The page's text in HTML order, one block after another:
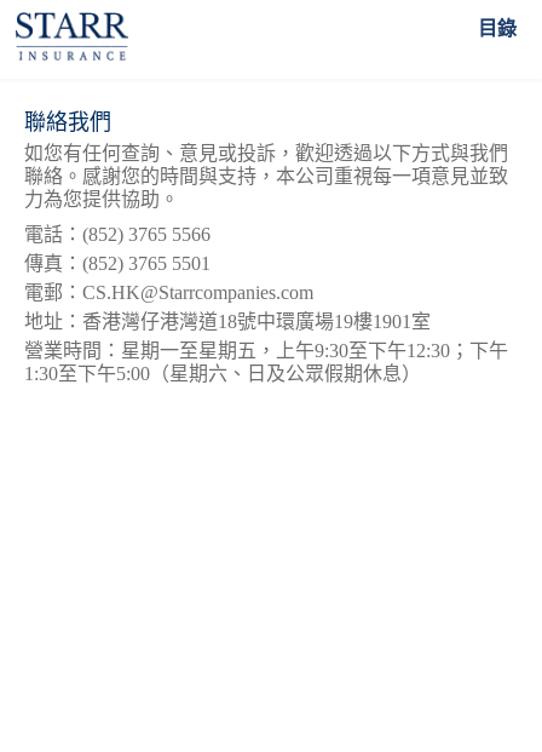
目錄
聯絡我們
如您有任何查詢、意見或投訴，歡迎透過以下方式與我們
聯絡。感謝您的時間與支持，本公司重視每一項意見並致
力為您提供協助。
電話：(852) 3765 5566
傳真：(852) 3765 5501
電郵：CS.HK@Starrcompanies.com
地址：香港灣仔港灣道18號中環廣場19樓1901室
營業時間：星期一至星期五，上午9:30至下午12:30；下午
1:30至下午5:00（星期六、日及公眾假期休息）